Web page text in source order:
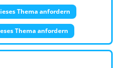
Thema anfordern
Thema anfordern